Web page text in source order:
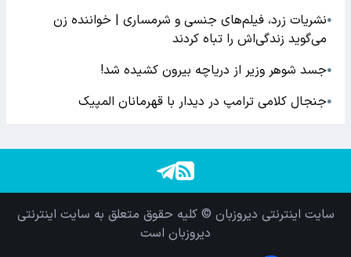
●نشریات زرد، فیلم‌های جنسی و شرمساری | خواننده زن
می‌گوید زندگی‌اش را تباه کردند
●جسد شوهر وزیر از دریاچه بیرون کشیده شد!
●جنجال کلامی ترامپ در دیدار با قهرمانان المپیک
سایت اینترنتی دیروزبان © کلیه حقوق متعلق به سایت اینترنتی
دیروزبان است